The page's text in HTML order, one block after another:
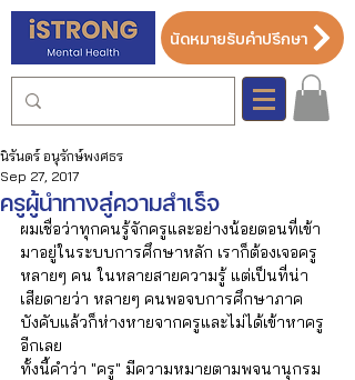
นัดหมายรับคำปรึกษา
ครูผู้นำทางสู่ความสำเร็จ
นิรันดร์ อนุรักษ์พงศธร
Sep 27, 2017
ผมเชื่อว่าทุกคนรู้จักครูและอย่างน้อยตอนที่เข้า
มาอยู่ในระบบการศึกษาหลัก เราก็ต้องเจอครู
หลายๆ คน ในหลายสายความรู้ แต่เป็นที่น่า
เสียดายว่า หลายๆ คนพอจบการศึกษาภาค
บังคับแล้วก็ห่างหายจากครูและไม่ได้เข้าหาครู
อีกเลย
ทั้งนี้คำว่า "ครู" มีความหมายตามพจนานุกรม